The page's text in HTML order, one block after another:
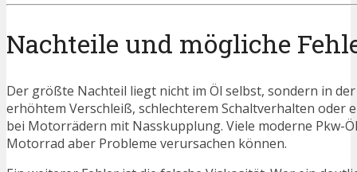
Nachteile und mögliche
Der größte Nachteil liegt nicht im Öl selbst, sondern in
erhöhtem Verschleiß, schlechterem Schaltverhalten
bei Motorrädern mit Nasskupplung. Viele moderne Pkw-
Motorrad aber Probleme verursachen können.